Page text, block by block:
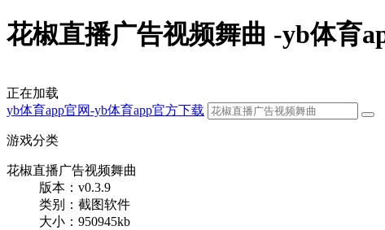
花椒直播广告视频舞曲 -yb体育
正在加载
yb体育app官网-yb体育app官方下载
游戏分类
花椒直播广告视频舞曲
版本：v0.3.9
类别：截图软件
大小：950945kb